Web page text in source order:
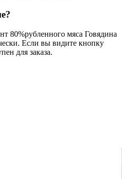
80%рубленного мяса Говядина
Если вы видите кнопку
для заказа.